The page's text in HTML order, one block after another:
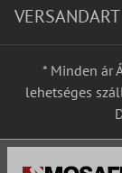
VERSANDART
* Minden ár
lehetséges